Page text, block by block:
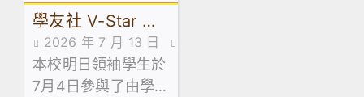
順利舉行！當日禮堂
熱鬧非凡，大批家長
同學滿載而歸！🥰
學友社 V-Star 計
劃 — 長者探訪日
2026 年 7 月 13 日
活動花絮
本校明日領袖學生於
7月4日參與了由學友